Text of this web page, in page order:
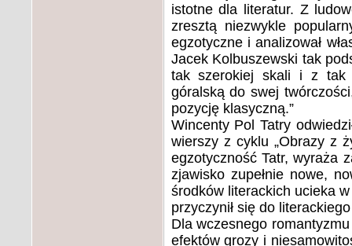
istotne dla literatur. Z
zresztą niezwykle
egzotyczne i analizował
Jacek Kolbuszewski tak
tak szerokiej skali i z tak
góralską do swej
pozycję klasyczną.”
Wincenty Pol Tatry
wierszy z cyklu „Obrazy z
egzotyczność Tatr, wyraża
zjawisko zupełnie nowe,
środków literackich ucieka
przyczynił się do
Dla wczesnego
efektów grozy i